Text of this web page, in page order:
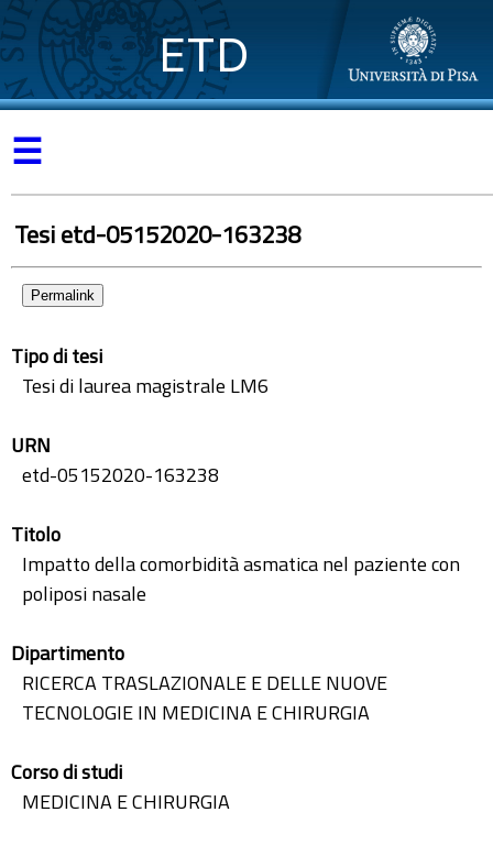
ETD
☰
Tesi etd-05152020-163238
Permalink
Tipo di tesi
Tesi di laurea magistrale LM6
URN
etd-05152020-163238
Titolo
Impatto della comorbidità asmatica nel paziente con
poliposi nasale
Dipartimento
RICERCA TRASLAZIONALE E DELLE NUOVE
TECNOLOGIE IN MEDICINA E CHIRURGIA
Corso di studi
MEDICINA E CHIRURGIA